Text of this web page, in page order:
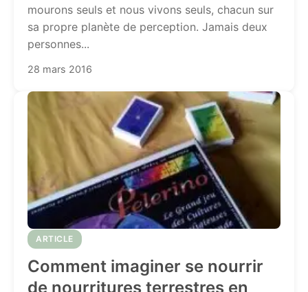
mourons seuls et nous vivons seuls, chacun sur
sa propre planète de perception. Jamais deux
personnes...
28 mars 2016
ARTICLE
Comment imaginer se nourrir
de nourritures terrestres en